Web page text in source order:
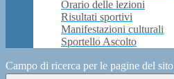
Orario delle lezioni
Risultati sportivi
Manifestazioni culturali
Sportello Ascolto
Campo di ricerca per le pagine del sito